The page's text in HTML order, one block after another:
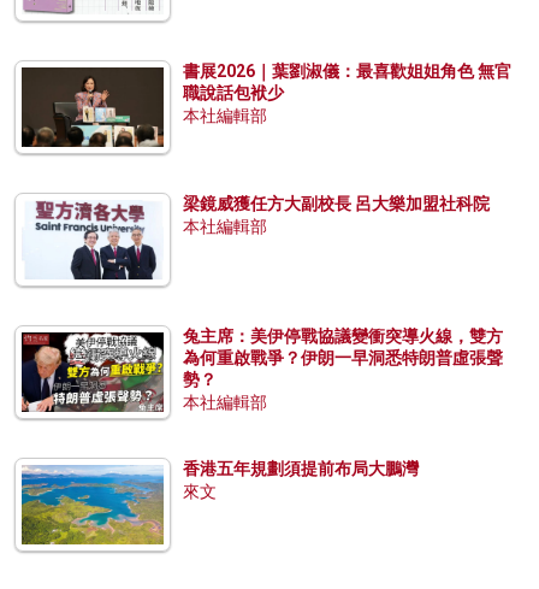
書展2026｜葉劉淑儀：最喜歡姐姐角色 無官
職說話包袱少
本社編輯部
梁鏡威獲任方大副校長 呂大樂加盟社科院
本社編輯部
兔主席：美伊停戰協議變衝突導火線，雙方
為何重啟戰爭？伊朗一早洞悉特朗普虛張聲
勢？
本社編輯部
香港五年規劃須提前布局大鵬灣
來文